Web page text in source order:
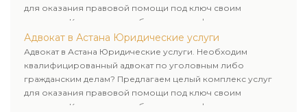
для оказания правовой помощи под ключ своим
клиентам. Комплексное обслуживание физических и
юридических лиц. Индивидуальный подход к каждому
клиенту.
Адвокат в Астана Юридические услуги
Адвокат в Астана Юридические услуги. Необходим
квалифицированный адвокат по уголовным либо
гражданским делам? Предлагаем целый комплекс услуг
для оказания правовой помощи под ключ своим
клиентам. Комплексное обслуживание физических и